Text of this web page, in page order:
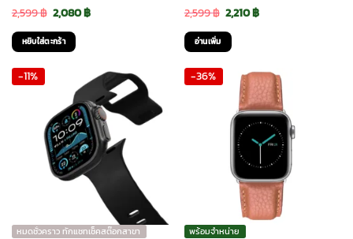
2,599฿ Original
price
was:
2,599 ฿.
2,080฿Current
2,080 ฿.
หยิบใส่ตะกร้า
2,599฿ Original
price
was:
2,599 ฿.
2,210฿Current
2,210 ฿.
อ่านเพิ่ม
-11%
หมดชั่วคราว ทักแชทเช็คสต๊อกสาขา
-36%
พร้อมจำหน่าย